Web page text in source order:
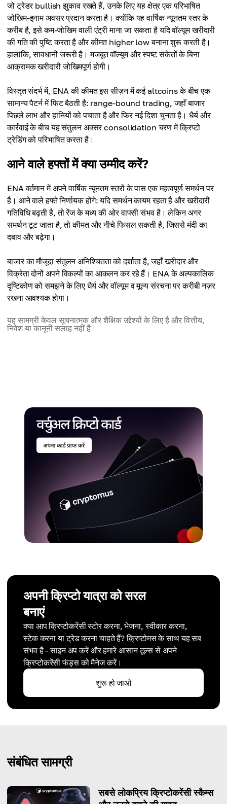
जो ट्रेडर bullish झुकाव रखते हैं, उनके लिए यह क्षेत्र एक परिभाषित
जोखिम-इनाम अवसर प्रदान करता है। क्योंकि यह वार्षिक न्यूनतम स्तर के
करीब है, इसे कम-जोखिम वाली एंट्री माना जा सकता है यदि वॉल्यूम खरीदारी
की गति की पुष्टि करता है और कीमत higher low बनाना शुरू करती है।
हालांकि, सावधानी जरूरी है। मजबूत वॉल्यूम और स्पष्ट संकेतों के बिना
आक्रामक खरीदारी जोखिमपूर्ण होगी।
विस्तृत संदर्भ में, ENA की कीमत इस सीज़न में कई altcoins के बीच एक
सामान्य पैटर्न में फिट बैठती है: range-bound trading, जहाँ बाजार
पिछले लाभ और हानियों को पचाता है और फिर नई दिशा चुनता है। धैर्य और
कार्रवाई के बीच यह संतुलन अक्सर consolidation चरण में क्रिप्टो
ट्रेडिंग को परिभाषित करता है।
आने वाले हफ्तों में क्या उम्मीद करें?
ENA वर्तमान में अपने वार्षिक न्यूनतम स्तरों के पास एक महत्वपूर्ण समर्थन पर
है। आने वाले हफ्ते निर्णायक होंगे: यदि समर्थन कायम रहता है और खरीदारी
गतिविधि बढ़ती है, तो रेंज के मध्य की ओर वापसी संभव है। लेकिन अगर
समर्थन टूट जाता है, तो कीमत और नीचे फिसल सकती है, जिससे मंदी का
दबाव और बढ़ेगा।
बाजार का मौजूदा संतुलन अनिश्चितता को दर्शाता है, जहाँ खरीदार और
विक्रेता दोनों अपने विकल्पों का आकलन कर रहे हैं। ENA के अल्पकालिक
दृष्टिकोण को समझने के लिए धैर्य और वॉल्यूम व मूल्य संरचना पर करीबी नज़र
रखना आवश्यक होगा।
यह सामग्री केवल सूचनात्मक और शैक्षिक उद्देश्यों के लिए है और वित्तीय,
निवेश या कानूनी सलाह नहीं है।
अपनी क्रिप्टो यात्रा को सरल
बनाएं
क्या आप क्रिप्टोकरेंसी स्टोर करना, भेजना, स्वीकार करना,
स्टेक करना या ट्रेड करना चाहते हैं? क्रिप्टोमस के साथ यह सब
संभव है - साइन अप करें और हमारे आसान टूल्स से अपने
क्रिप्टोकरेंसी फंड्स को मैनेज करें।
शुरू हो जाओ
संबंधित सामग्री
सबसे लोकप्रिय क्रिप्टोकरेंसी स्कैम्स